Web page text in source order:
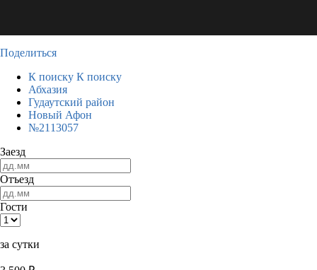
Поделиться
К поиску К поиску
Абхазия
Гудаутский район
Новый Афон
№2113057
Заезд
Отъезд
Гости
за сутки